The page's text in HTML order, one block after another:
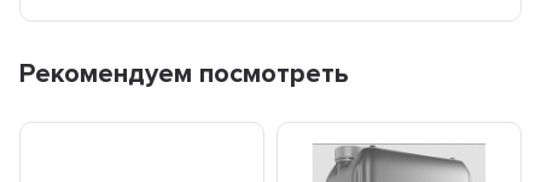
Рекомендуем посмотреть